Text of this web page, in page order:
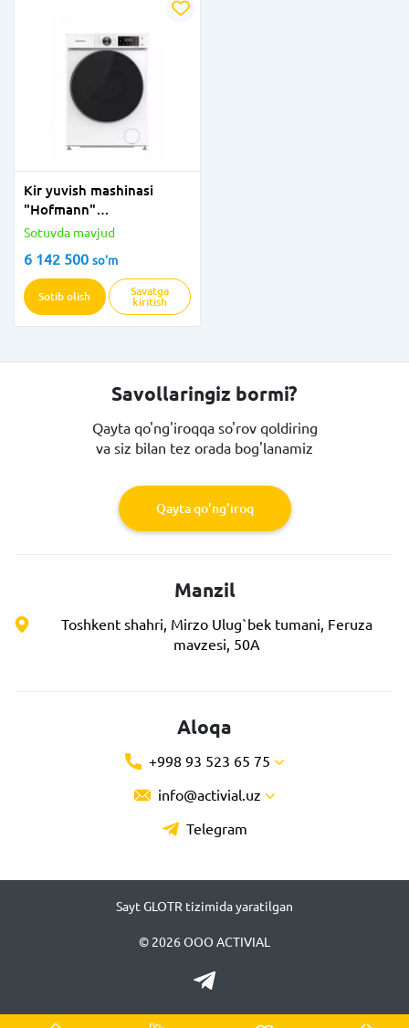
Kir yuvish mashinasi
"Hofmann"
WM814TBWH/HF (Oq) 8
Sotuvda mavjud
6 142 500 so'm
Sotib olish
Savatga
kiritish
Savollaringiz bormi?
Qayta qo'ng'iroqqa so'rov qoldiring
va siz bilan tez orada bog'lanamiz
Qayta qo'ng'iroq
Manzil
Toshkent shahri, Mirzo Ulug`bek tumani, Feruza
mavzesi, 50A
Aloqa
+998 93 523 65 75
info@activial.uz
Telegram
Sayt GLOTR tizimida yaratilgan
© 2026 ООО ACTIVIAL